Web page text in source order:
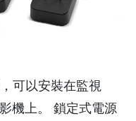
可以安裝在監視
機上。 鎖定式電源